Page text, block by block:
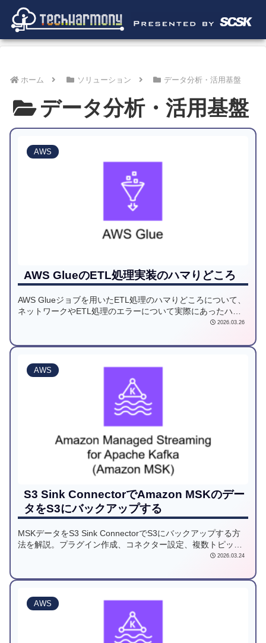
ホーム ソリューション データ分析・活用基盤
データ分析・活用基盤
AWS
AWS GlueのETL処理実装のハマりどころ
AWS Glueジョブを用いたETL処理のハマりどころについて、
ネットワークやETL処理のエラーについて実際にあったハマ
2026.03.26
AWS
S3 Sink ConnectorでAmazon MSKのデー
タをS3にバックアップする
MSKデータをS3 Sink ConnectorでS3にバックアップする方
法を解説。プラグイン作成、コネクター設定、複数トピック
2026.03.24
AWS